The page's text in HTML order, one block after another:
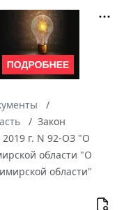
Закон
2019 г. N 92-ОЗ "О
области "О
области"